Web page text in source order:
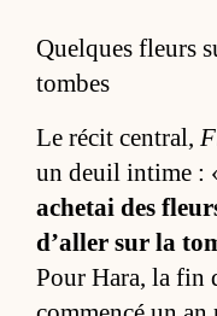
Quelques fleurs
tombes
Le ré­cit cen­tral,
un deuil in­time :
ache­tai des
d’al­ler sur la
Pour Ha­ra, la fin